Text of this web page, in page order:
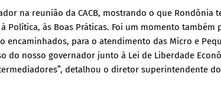
na reunião da CACB, mostrando o que Rondônia
Política, às Boas Práticas. Foi um momento também
encaminhados, para o atendimento das Micro e
do nosso governador junto à Lei de Liberdade
detalhou o diretor superintendente do